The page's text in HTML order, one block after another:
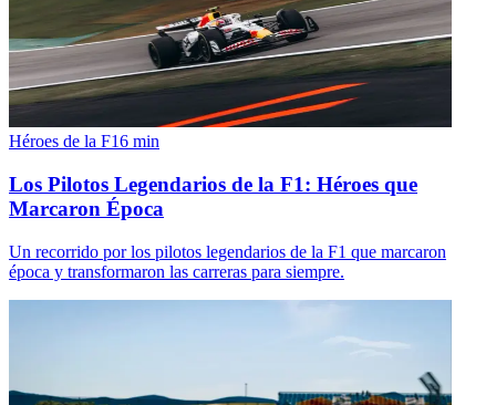
Héroes de la F16 min
Los Pilotos Legendarios de la F1: Héroes que
Marcaron Época
Un recorrido por los pilotos legendarios de la F1 que marcaron
época y transformaron las carreras para siempre.